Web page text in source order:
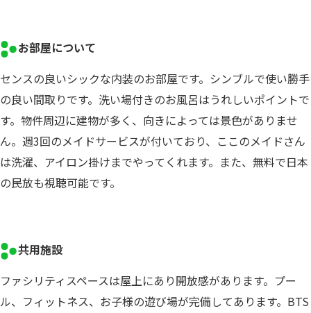
お部屋について
センスの良いシックな内装のお部屋です。シンブルで使い勝手
の良い間取りです。洗い場付きのお風呂はうれしいポイントで
す。物件周辺に建物が多く、向きによっては景色がありませ
ん。週3回のメイドサービスが付いており、ここのメイドさん
は洗濯、アイロン掛けまでやってくれます。また、無料で日本
の民放も視聴可能です。
共用施設
ファシリティスペースは屋上にあり開放感があります。プー
ル、フィットネス、お子様の遊び場が完備してあります。BTS